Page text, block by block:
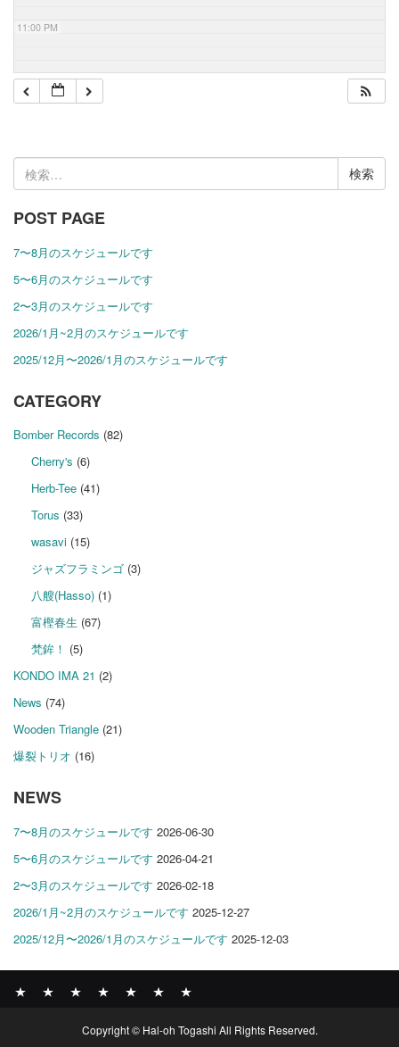
11:00 PM
検
索:
POST PAGE
7〜8月のスケジュールです
5〜6月のスケジュールです
2〜3月のスケジュールです
2026/1月~2月のスケジュールです
2025/12月〜2026/1月のスケジュールです
CATEGORY
Bomber Records (82)
Cherry's (6)
Herb-Tee(41)
Torus (33)
wasavi(15)
ジャズフラミンゴ(3)
八艘(Hasso)(1)
富樫春生 (67)
梵鉾！ (5)
KONDO IMA 21 (2)
News (74)
Wooden Triangle (21)
爆裂トリオ (16)
NEWS
7〜8月のスケジュールです 2026-06-30
5〜6月のスケジュールです 2026-04-21
2〜3月のスケジュールです 2026-02-18
2026/1月~2月のスケジュールです 2025-12-27
2025/12月〜2026/1月のスケジュールです 2025-12-03
RECORDS
PROFILE
Copyright © Hal-oh Togashi All Rights Reserved.